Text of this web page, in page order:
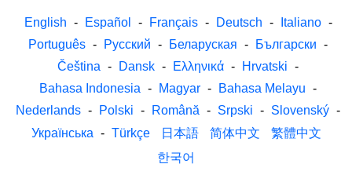
English - Español - Français - Deutsch - Italiano -
Português - Русский - Беларуская - Български -
Čeština - Dansk - Ελληνικά - Hrvatski -
Bahasa Indonesia - Magyar - Bahasa Melayu -
Nederlands - Polski - Română - Srpski - Slovenský -
Українська - Türkçe 日本語 简体中文
繁體中文
한국어